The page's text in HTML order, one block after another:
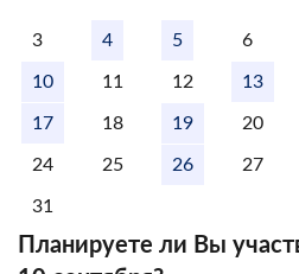
3 4 5 6
10 11 12 13
17 18 19 20
24 25 26 27
31
Планируете ли Вы